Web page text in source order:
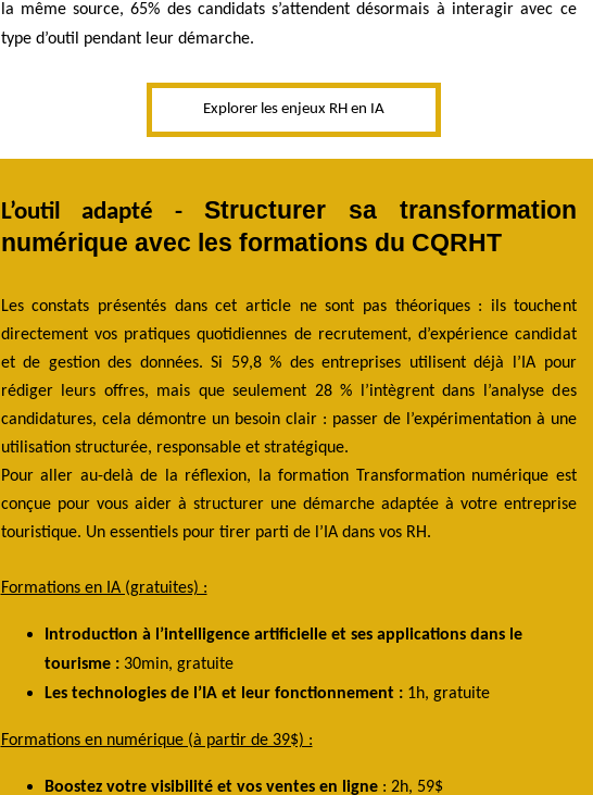
la même source, 65% des candidats s’attendent désormais à interagir avec ce
type d’outil pendant leur démarche.
Explorer les enjeux RH en IA
L’outil adapté - Structurer sa transformation
numérique avec les formations du CQRHT
Les constats présentés dans cet article ne sont pas théoriques : ils touchent
directement vos pratiques quotidiennes de recrutement, d’expérience candidat
et de gestion des données.Si 59,8 % des entreprises utilisent déjà l’IA pour
rédiger leurs offres, mais que seulement 28 % l’intègrent dans l’analyse des
candidatures, cela démontre un besoin clair : passer de l’expérimentation à une
utilisation structurée, responsable et stratégique.
Pour aller au-delà de la réflexion, la formation Transformation numérique est
conçue pour vous aider à structurer une démarche adaptée à votre entreprise
touristique. Un essentiels pour tirer parti de l’IA dans vos RH.
Formations en IA (gratuites) :
Introduction à l’intelligence artificielle et ses applications dans le
tourisme :30min, gratuite
Les technologies de l’IA et leur fonctionnement : 1h, gratuite
Formations en numérique (à partir de 39$) :
Boostez votre visibilité et vos ventes en ligne: 2h, 59$